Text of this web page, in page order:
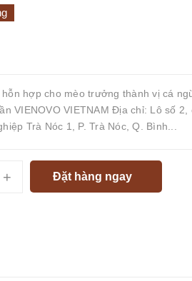
hợp cho mèo trưởng thành vị cá
VIENOVO VIETNAM Địa chỉ: Lô số 2,
Trà Nóc 1, P. Trà Nóc, Q. Bình...
+ Đặt hàng ngay